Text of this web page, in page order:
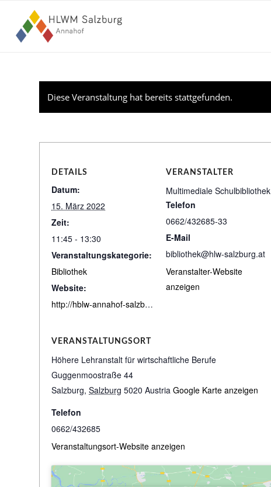
Diese Veranstaltung hat bereits stattgefunden.
DETAILS
Datum:
15. März 2022
Zeit:
11:45 - 13:30
Veranstaltungskategorie:
Bibliothek
Website:
http://hblw-annahof-salzburg.bibbs.cc/search
VERANSTALTER
Multimediale Schulbibliothek
Telefon
0662/432685-33
E-Mail
bibliothek@hlw-salzburg.at
Veranstalter-Website
anzeigen
VERANSTALTUNGSORT
Höhere Lehranstalt für wirtschaftliche Berufe
Guggenmoostraße 44
Salzburg, Salzburg 5020 Austria Google Karte anzeigen
Telefon
0662/432685
Veranstaltungsort-Website anzeigen